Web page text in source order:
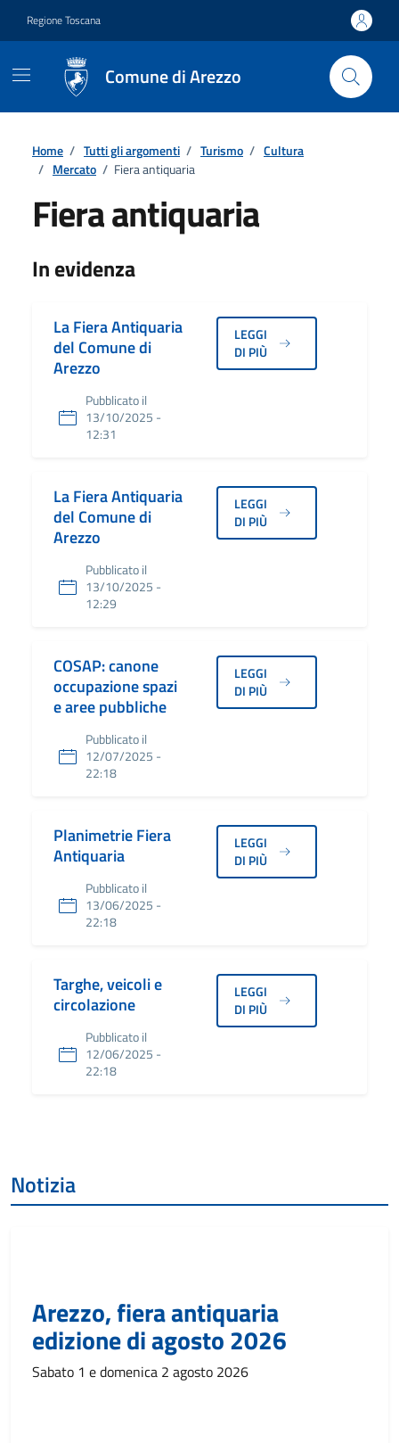
Regione Toscana
Comune di Arezzo
Home / Tutti gli argomenti / Turismo / Cultura
/ Mercato / Fiera antiquaria
Fiera antiquaria
Dettagli
In evidenza
La Fiera Antiquaria
del Comune di
Arezzo
Pubblicato il
13/10/2025 -
12:31
LEGGI
DI PIÙ
La Fiera Antiquaria
del Comune di
Arezzo
Pubblicato il
13/10/2025 -
12:29
LEGGI
DI PIÙ
COSAP: canone
occupazione spazi
e aree pubbliche
Pubblicato il
12/07/2025 -
22:18
LEGGI
DI PIÙ
Planimetrie Fiera
Antiquaria
Pubblicato il
13/06/2025 -
22:18
LEGGI
DI PIÙ
Targhe, veicoli e
circolazione
Pubblicato il
12/06/2025 -
22:18
LEGGI
DI PIÙ
Notizia
Arezzo, fiera antiquaria
edizione di agosto 2026
Sabato 1 e domenica 2 agosto 2026